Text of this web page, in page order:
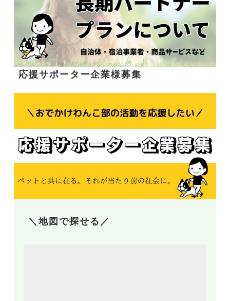
応援サポーター企業様募集
＼地図で探せる／